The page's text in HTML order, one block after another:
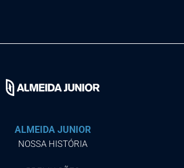
ALMEIDA JUNIOR
NOSSA HISTÓRIA